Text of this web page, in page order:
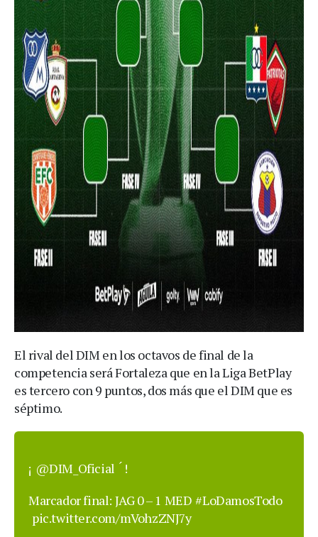
El rival del DIM en los octavos de final de la
competencia será Fortaleza que en la Liga BetPlay
es tercero con 9 puntos, dos más que el DIM que es
séptimo.
¡ @DIM_Oficial ́ !
Marcador final: JAG 0 – 1 MED #LoDamosTodo
pic.twitter.com/mVohzZNJ7y